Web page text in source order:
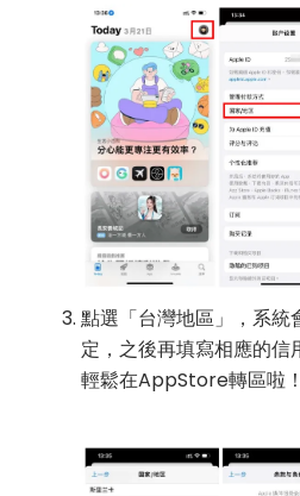
點選「台灣地區」，系統
定，之後再填寫相應的
輕鬆在AppStore轉區啦！